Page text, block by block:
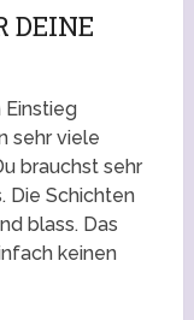
DEINE
Einstieg
sehr viele
brauchst sehr
Die Schichten
blass. Das
keinen